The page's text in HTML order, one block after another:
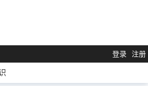
登录 注册